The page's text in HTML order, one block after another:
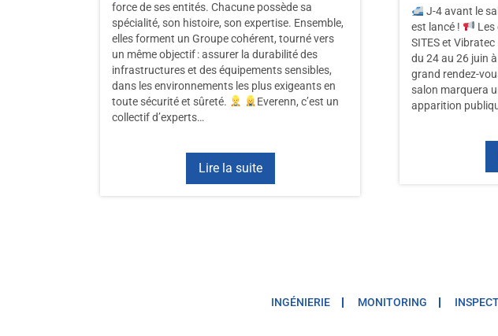
force de ses entités. Chacune possède sa
spécialité, son histoire, son expertise. Ensemble,
elles forment un Groupe cohérent, tourné vers
un même objectif : assurer la durabilité des
infrastructures et des équipements sensibles,
dans les environnements les plus exigeants en
toute sécurité et sûreté.
Everenn, c’est un
collectif d’experts…
Lire la suite
J-4 avant le
est lancé !
Les
SITES et
du 24 au 26 juin
grand rendez-
salon marquera
apparition
INGÉNIERIE MONITORING